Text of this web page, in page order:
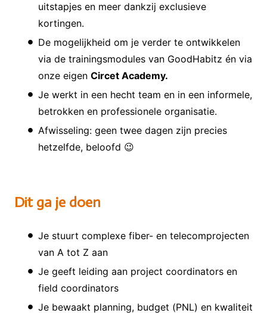
uitstapjes en meer dankzij exclusieve
kortingen.
De mogelijkheid om je verder te ontwikkelen
via de trainingsmodules van GoodHabitz én via
onze eigen Circet Academy.
Je werkt in een hecht team en in een informele,
betrokken en professionele organisatie.
Afwisseling: geen twee dagen zijn precies
hetzelfde, beloofd 😉
Dit ga je doen
Je stuurt complexe fiber- en telecomprojecten
van A tot Z aan
Je geeft leiding aan project coordinators en
field coordinators
Je bewaakt planning, budget (PNL) en kwaliteit